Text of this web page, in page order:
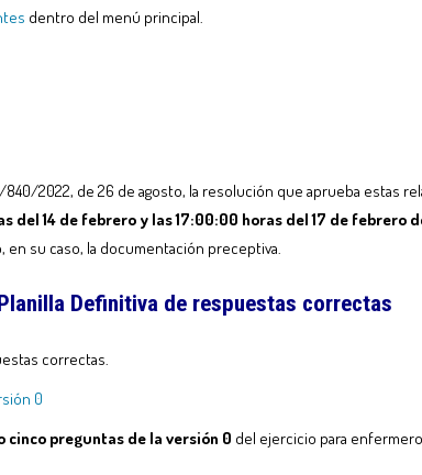
dentro del menú principal.
2022, de 26 de agosto, la resolución que aprueba estas
del 14 de febrero y las 17:00:00 horas del 17 de febrero
en su caso, la documentación preceptiva.
Definitiva de respuestas correctas
correctas.
0
cinco preguntas de la versión 0 del ejercicio para